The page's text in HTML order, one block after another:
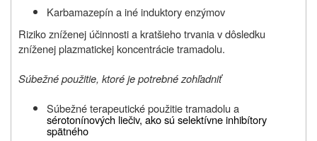
Karbamazepín a iné induktory enzýmov
Riziko zníženej účinnosti a kratšieho trvania v dôsledku
zníženej plazmatickej koncentrácie tramadolu.
Súbežné použitie, ktoré je potrebné zohľadniť
Súbežné terapeutické použitie tramadolu a
sérotonínových liečiv, ako sú selektívne inhibítory
spätného